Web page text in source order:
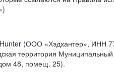
(ООО «Хэдхантер», ИНН
территория Муниципальный
48, помещ. 25).